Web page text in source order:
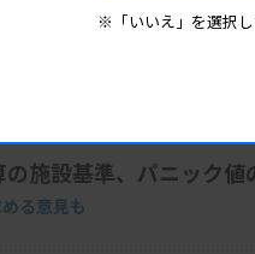
施設基準、パニック値
る意見も
※「いいえ」を選択し